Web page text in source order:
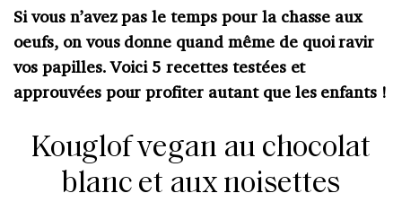
Si vous n’avez pas le temps pour la chasse aux
oeufs, on vous donne quand même de quoi ravir
vos papilles. Voici 5 recettes testées et
approuvées pour profiter autant que les enfants !
Kouglof vegan au chocolat
blanc et aux noisettes